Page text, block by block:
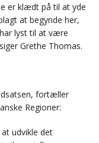
er klædt på til at yde
at begynde her,
lyst til at være
Grethe Thomas.
fortæller
Regioner:
udvikle det